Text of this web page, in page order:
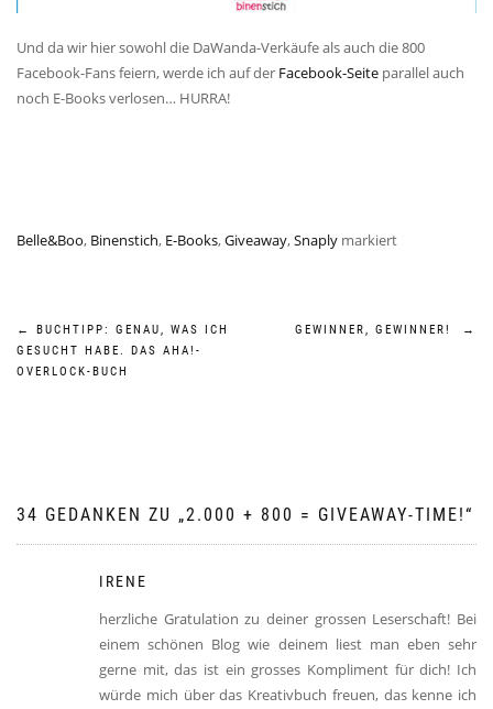
Und da wir hier sowohl die DaWanda-Verkäufe als auch die 800
Facebook-Fans feiern, werde ich auf der Facebook-Seite parallel auch
noch E-Books verlosen… HURRA!
Belle&Boo, Binenstich, E-Books,Giveaway,Snaply markiert
Beitragsnavigation
←
BUCHTIPP: GENAU, WAS ICH
GESUCHT HABE. DAS AHA!-
OVERLOCK-BUCH
GEWINNER, GEWINNER! →
34 GEDANKEN ZU „2.000 + 800 = GIVEAWAY-TIME!“
IRENE
herzliche Gratulation zu deiner grossen Leserschaft! Bei
einem schönen Blog wie deinem liest man eben sehr
gerne mit, das ist ein grosses Kompliment für dich! Ich
würde mich über das Kreativbuch freuen, das kenne ich